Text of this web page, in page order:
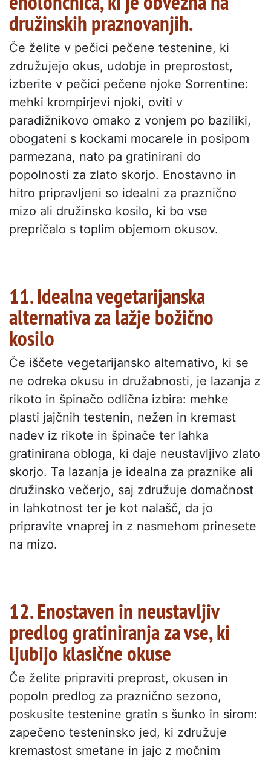
družinskih praznovanjih.
Če želite v pečici pečene testenine, ki
združujejo okus, udobje in preprostost,
izberite v pečici pečene njoke Sorrentine:
mehki krompirjevi njoki, oviti v
paradižnikovo omako z vonjem po baziliki,
obogateni s kockami mocarele in posipom
parmezana, nato pa gratinirani do
popolnosti za zlato skorjo. Enostavno in
hitro pripravljeni so idealni za praznično
mizo ali družinsko kosilo, ki bo vse
prepričalo s toplim objemom okusov.
11. Idealna vegetarijanska
alternativa za lažje božično
kosilo
Če iščete vegetarijansko alternativo, ki se
ne odreka okusu in družabnosti, je lazanja z
rikoto in špinačo odlična izbira: mehke
plasti jajčnih testenin, nežen in kremast
nadev iz rikote in špinače ter lahka
gratinirana obloga, ki daje neustavljivo zlato
skorjo. Ta lazanja je idealna za praznike ali
družinsko večerjo, saj združuje domačnost
in lahkotnost ter je kot nalašč, da jo
pripravite vnaprej in z nasmehom prinesete
na mizo.
12. Enostaven in neustavljiv
predlog gratiniranja za vse, ki
ljubijo klasične okuse
Če želite pripraviti preprost, okusen in
popoln predlog za praznično sezono,
poskusite testenine gratin s šunko in sirom:
zapečeno testeninsko jed, ki združuje
kremastost smetane in jajc z močnim